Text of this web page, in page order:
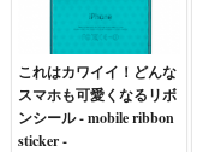
これはカワイイ！どんな
スマホも可愛くなるリボ
ンシール - mobile ribbon
sticker -